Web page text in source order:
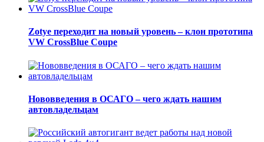
Zotye переходит на новый уровень – клон прототипа
VW CrossBlue Coupe
Нововведения в ОСАГО – чего ждать нашим
автовладельцам